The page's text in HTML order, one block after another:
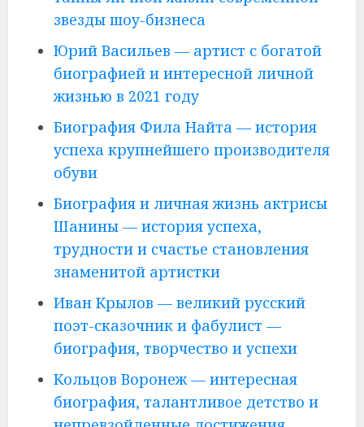
звезды шоу-бизнеса
Юрий Васильев — артист с богатой
биографией и интересной личной
жизнью в 2021 году
Биография Фила Найта — история
успеха крупнейшего производителя
обуви
Биография и личная жизнь актрисы
Шанины — история успеха,
трудности и счастье становления
знаменитой артистки
Иван Крылов — великий русский
поэт-сказочник и фабулист —
биография, творчество и успехи
Кольцов Воронеж — интересная
биография, талантливое детство и